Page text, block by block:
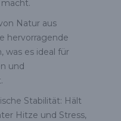
Natur aus
hervorragende
was es ideal für
und
Stabilität: Hält
Hitze und Stress,